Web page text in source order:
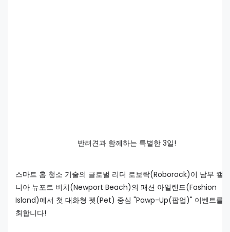
반려견과 함께하는 특별한 3일!
스마트 홈 청소 기술의 글로벌 리더 로보락(Roborock)이 남부 캘
니아 뉴포트 비치(Newport Beach)의 패션 아일랜드(Fashion
Island)에서 첫 대화형 펫(Pet) 중심 "Pawp-Up(팝업)" 이벤트를
최합니다!